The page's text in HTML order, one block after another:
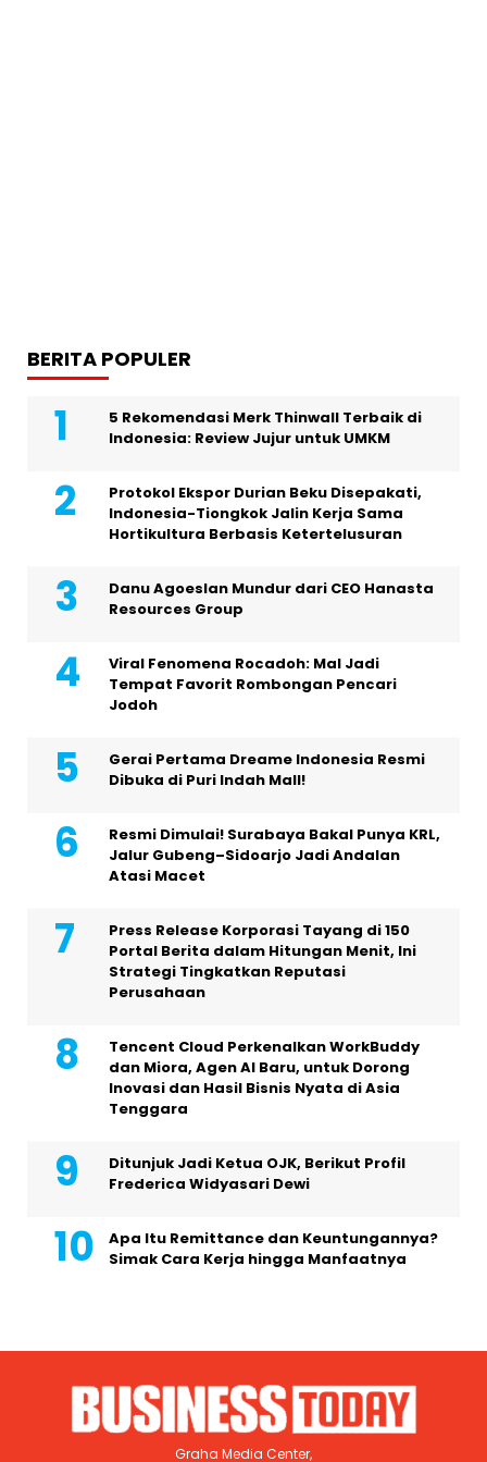
BERITA POPULER
5 Rekomendasi Merk Thinwall Terbaik di
Indonesia: Review Jujur untuk UMKM
Protokol Ekspor Durian Beku Disepakati,
Indonesia-Tiongkok Jalin Kerja Sama
Hortikultura Berbasis Ketertelusuran
Danu Agoeslan Mundur dari CEO Hanasta
Resources Group
Viral Fenomena Rocadoh: Mal Jadi
Tempat Favorit Rombongan Pencari
Jodoh
Gerai Pertama Dreame Indonesia Resmi
Dibuka di Puri Indah Mall!
Resmi Dimulai! Surabaya Bakal Punya KRL,
Jalur Gubeng–Sidoarjo Jadi Andalan
Atasi Macet
Press Release Korporasi Tayang di 150
Portal Berita dalam Hitungan Menit, Ini
Strategi Tingkatkan Reputasi
Perusahaan
Tencent Cloud Perkenalkan WorkBuddy
dan Miora, Agen AI Baru, untuk Dorong
Inovasi dan Hasil Bisnis Nyata di Asia
Tenggara
Ditunjuk Jadi Ketua OJK, Berikut Profil
Frederica Widyasari Dewi
Apa Itu Remittance dan Keuntungannya?
Simak Cara Kerja hingga Manfaatnya
Graha Media Center,